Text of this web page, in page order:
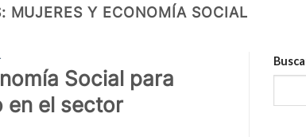
MUJERES Y ECONOMÍA SOCIAL
Social para
en el sector